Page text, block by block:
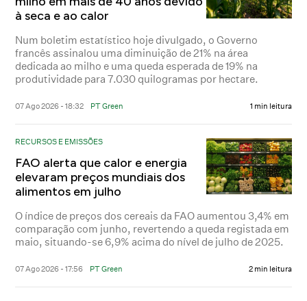
à seca e ao calor
Num boletim estatístico hoje divulgado, o Governo
francês assinalou uma diminuição de 21% na área
dedicada ao milho e uma queda esperada de 19% na
produtividade para 7.030 quilogramas por hectare.
07 Ago 2026 - 18:32 PT Green 1 min leitura
RECURSOS E EMISSÕES
FAO alerta que calor e energia
elevaram preços mundiais dos
alimentos em julho
O índice de preços dos cereais da FAO aumentou 3,4% em
comparação com junho, revertendo a queda registada em
maio, situando-se 6,9% acima do nível de julho de 2025.
07 Ago 2026 - 17:56 PT Green 2 min leitura